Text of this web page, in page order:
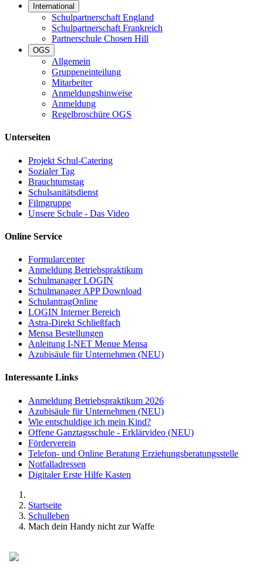
International
Schulpartnerschaft England
Schulpartnerschaft Frankreich
Partnerschule Chosen Hill
OGS
Allgemein
Gruppeneinteilung
Mitarbeiter
Anmeldungshinweise
Anmeldung
Regelbroschüre OGS
Unterseiten
Projekt Schul-Catering
Sozialer Tag
Brauchtumstag
Schulsanitätsdienst
Filmgruppe
Unsere Schule - Das Video
Online Service
Formularcenter
Anmeldung Betriebspraktikum
Schulmanager LOGIN
Schulmanager APP Download
SchulantragOnline
LOGIN Interner Bereich
Astra-Direkt Schließfach
Mensa Bestellungen
Anleitung I-NET Menue Mensa
Azubisäule für Unternehmen (NEU)
Interessante Links
Anmeldung Betriebspraktikum 2026
Azubisäule für Unternehmen (NEU)
Wie entschuldige ich mein Kind?
Offene Ganztagsschule - Erklärvideo (NEU)
Förderverein
Telefon- und Online Beratung Erziehungsberatungsstelle
Notfalladressen
Digitaler Erste Hilfe Kasten
Startseite
Schulleben
Mach dein Handy nicht zur Waffe